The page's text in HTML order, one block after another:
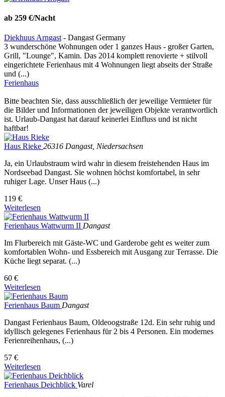
ab 259 €/Nacht
Diekhuus Arngast - Dangast Germany
3 wunderschöne Wohnungen oder 1 ganzes Haus - großer Garten,
Grill, "Lounge", Kamin. Das 2014 komplett renovierte + stilvoll
eingerichtete Ferienhaus mit 4 Wohnungen liegt abseits der Straße
und (...)
Ferienhaus
Bitte beachten Sie, dass ausschließlich der jeweilige Vermieter für
die Bilder und Informationen der jeweiligen Objekte verantwortlich
ist. Urlaub-Dangast hat darauf keinerlei Einfluss und ist nicht
haftbar!
Haus Rieke 26316 Dangast, Niedersachsen
Ja, ein Urlaubstraum wird wahr in diesem freistehenden Haus im
Nordseebad Dangast. Sie wohnen höchst komfortabel, in sehr
ruhiger Lage. Unser Haus (...)
119 €
Weiterlesen
Ferienhaus Wattwurm II Dangast
Im Flurbereich mit Gäste-WC und Garderobe geht es weiter zum
komfortablen Wohn- und Essbereich mit Ausgang zur Terrasse. Die
Küche liegt separat. (...)
60 €
Weiterlesen
Ferienhaus Baum Dangast
Dangast Ferienhaus Baum, Oldeoogstraße 12d. Ein sehr ruhig und
idyllisch gelegenes Ferienhaus für 2 bis 4 Personen. Ein modernes
Ferienreihenhaus, (...)
57 €
Weiterlesen
Ferienhaus Deichblick Varel